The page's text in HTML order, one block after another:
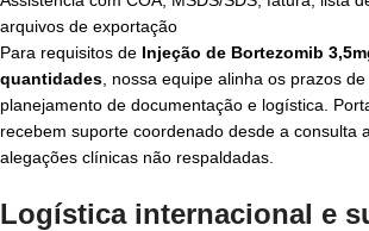
arquivos de exportação
Para requisitos de Injeção de Bortezomib
quantidades , nossa equipe alinha os prazos
planejamento de documentação e logística.
recebem suporte coordenado desde a consulta
alegações clínicas não respaldadas.
Logística internacional e